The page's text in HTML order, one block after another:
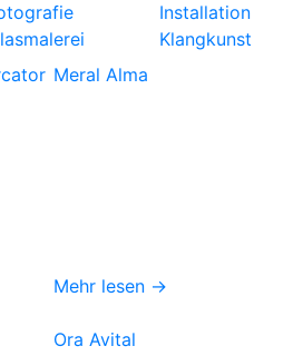
Installation
Klangkunst
Meral Alma
Mehr lesen →
Ora Avital